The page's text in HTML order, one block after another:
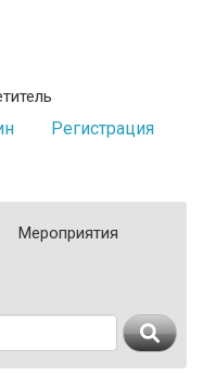
Регистрация
Мероприятия